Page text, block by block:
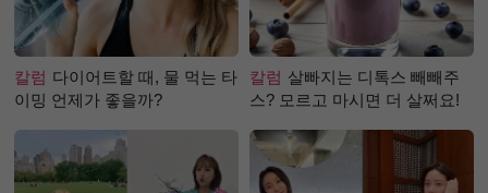
칼럼 다이어트할 때, 물 먹는 타
이밍 언제가 좋을까?
칼럼 살빠지는 디톡스 빼빼주
스? 모르고 마시면 더 살쩌요!